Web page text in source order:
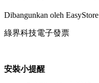
Dibangunkan oleh EasyStore
綠界科技電子發票
安裝小提醒